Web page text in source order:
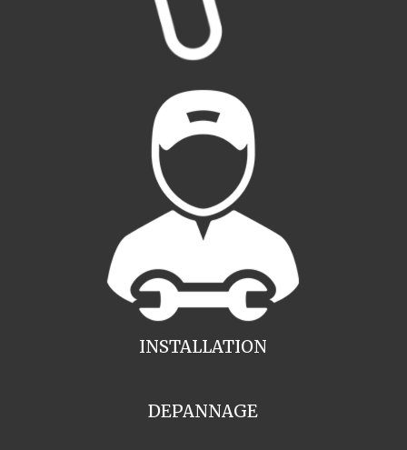
INSTALLATION
DEPANNAGE